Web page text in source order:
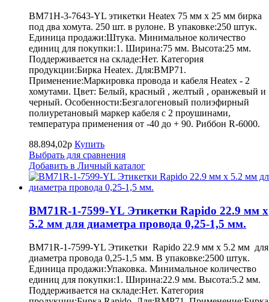
BM71H-3-7643-YL этикетки Heatex 75 мм x 25 мм бирка
под два хомута. 250 шт. в рулоне. В упаковке:250 штук.
Единица продажи:Штука. Минимальное количество
единиц для покупки:1. Ширина:75 мм. Высота:25 мм.
Поддерживается на складе:Нет. Категория
продукции:Бирка Heatex. Для:BMP71.
Применение:Маркировка провода и кабеля Heatex - 2
хомутами. Цвет: Белый, красный , желтый , оранжевый и
черный. Особенности:Безгалогеновый полиэфирный
полиуретановый маркер кабеля с 2 проушинами,
температура применения от -40 до + 90. Риббон R-6000.
88.894,02р Купить
Выбрать для сравнения
Добавить в Личный каталог
BM71R-1-7599-YL Этикетки Rapido 22.9 мм х
5.2 мм для диаметра провода 0,25-1,5 мм.
BM71R-1-7599-YL Этикетки Rapido 22.9 мм х 5.2 мм для
диаметра провода 0,25-1,5 мм. В упаковке:2500 штук.
Единица продажи:Упаковка. Минимальное количество
единиц для покупки:1. Ширина:22.9 мм. Высота:5.2 мм.
Поддерживается на складе:Нет. Категория